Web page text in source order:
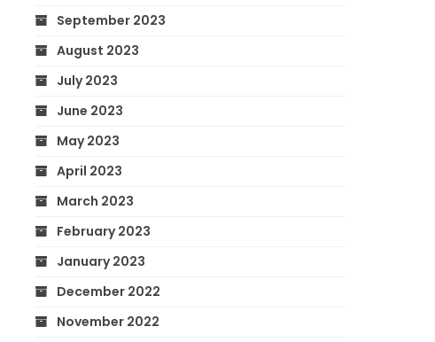
September 2023
August 2023
July 2023
June 2023
May 2023
April 2023
March 2023
February 2023
January 2023
December 2022
November 2022